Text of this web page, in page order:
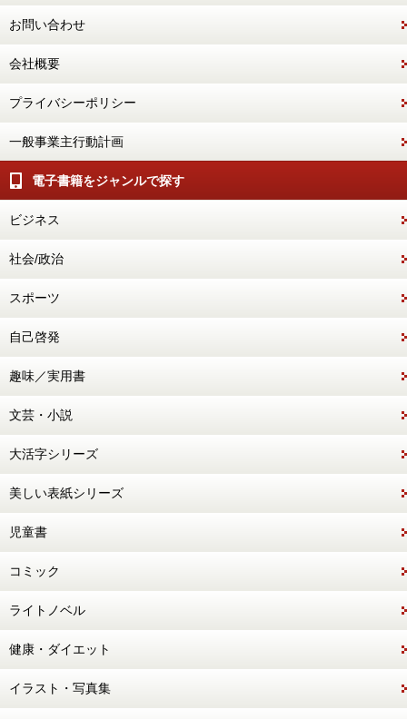
お問い合わせ
会社概要
プライバシーポリシー
一般事業主行動計画
電子書籍をジャンルで探す
ビジネス
社会/政治
スポーツ
自己啓発
趣味／実用書
文芸・小説
大活字シリーズ
美しい表紙シリーズ
児童書
コミック
ライトノベル
健康・ダイエット
イラスト・写真集